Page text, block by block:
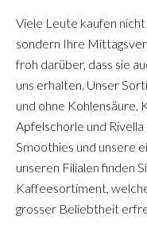
Viele Leute kaufen
sondern Ihre
froh darüber, dass sie
uns erhalten. Unser
und ohne Kohlensäure,
Apfelschorle und
Smoothies und unsere
unseren Filialen finden
Kaffeesortiment,
grosser Beliebtheit